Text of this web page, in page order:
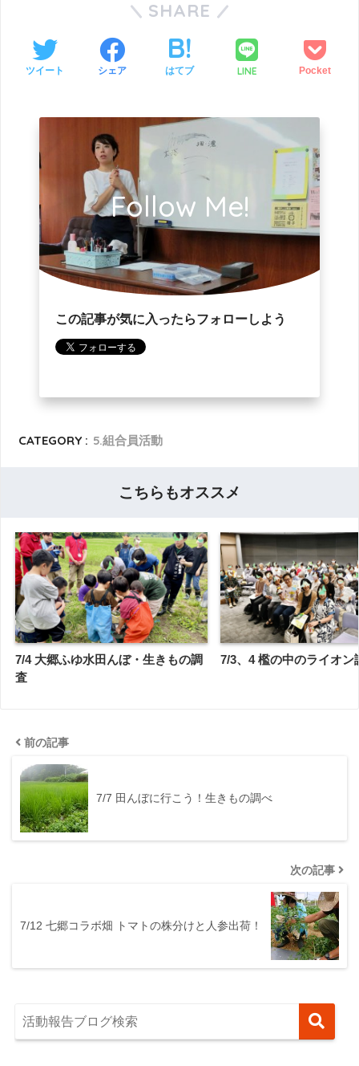
SHARE
ツイート シェア はてブ LINE Pocket
Follow Me!
この記事が気に入ったらフォローしよう
CATEGORY : 5.組合員活動
こちらもオススメ
7/4 大郷ふゆ水田んぼ・生きもの調
査
7/3、4 檻の中のライオン
前の記事
7/7 田んぼに行こう！生きもの調べ
次の記事
7/12 七郷コラボ畑 トマトの株分けと人参出荷！